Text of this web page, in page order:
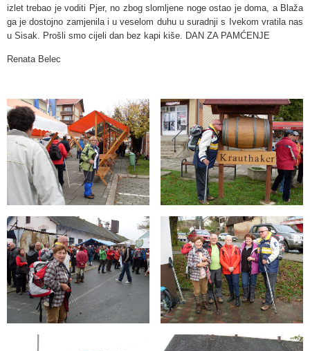
izlet trebao je voditi Pjer, no zbog slomljene noge ostao je doma, a Blaža
ga je dostojno zamjenila i u veselom duhu u suradnji s Ivekom vratila nas
u Sisak. Prošli smo cijeli dan bez kapi kiše. DAN ZA PAMĆENJE
Renata Belec